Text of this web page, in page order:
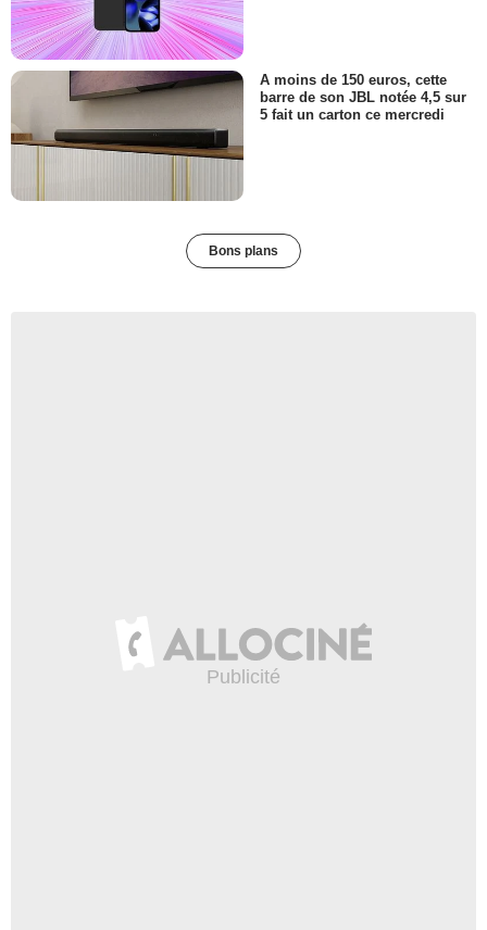
A moins de 150 euros, cette
barre de son JBL notée 4,5 sur
5 fait un carton ce mercredi
Bons plans